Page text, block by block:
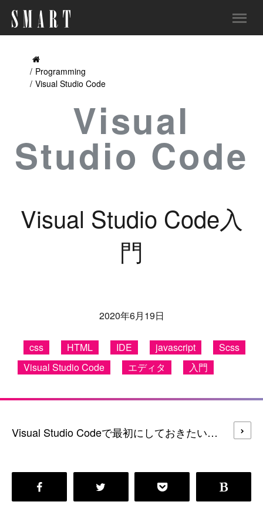
Programming
Visual Studio Code
Visual
Studio Code
Visual Studio Code入
門
2020年6月19日
css HTML IDE javascript
Scss
Visual Studio Code
エディタ 入門
Visual Studio Codeで最初にしておきたいオススメ設定